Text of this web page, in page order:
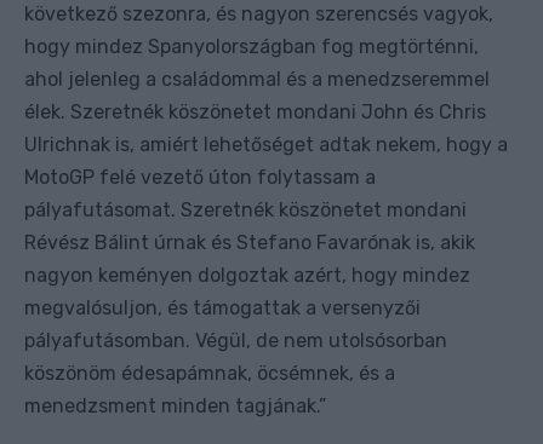
következő szezonra, és nagyon szerencsés vagyok,
hogy mindez Spanyolországban fog megtörténni,
ahol jelenleg a családommal és a menedzseremmel
élek. Szeretnék köszönetet mondani John és Chris
Ulrichnak is, amiért lehetőséget adtak nekem, hogy a
MotoGP felé vezető úton folytassam a
pályafutásomat. Szeretnék köszönetet mondani
Révész Bálint úrnak és Stefano Favarónak is, akik
nagyon keményen dolgoztak azért, hogy mindez
megvalósuljon, és támogattak a versenyzői
pályafutásomban. Végül, de nem utolsósorban
köszönöm édesapámnak, öcsémnek, és a
menedzsment minden tagjának.”